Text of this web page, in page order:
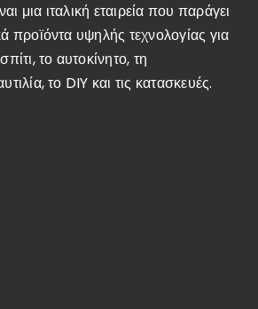
μια ιταλική εταιρεία που παράγει
προϊόντα υψηλής τεχνολογίας για
το αυτοκίνητο, τη
το DIY και τις κατασκευές.